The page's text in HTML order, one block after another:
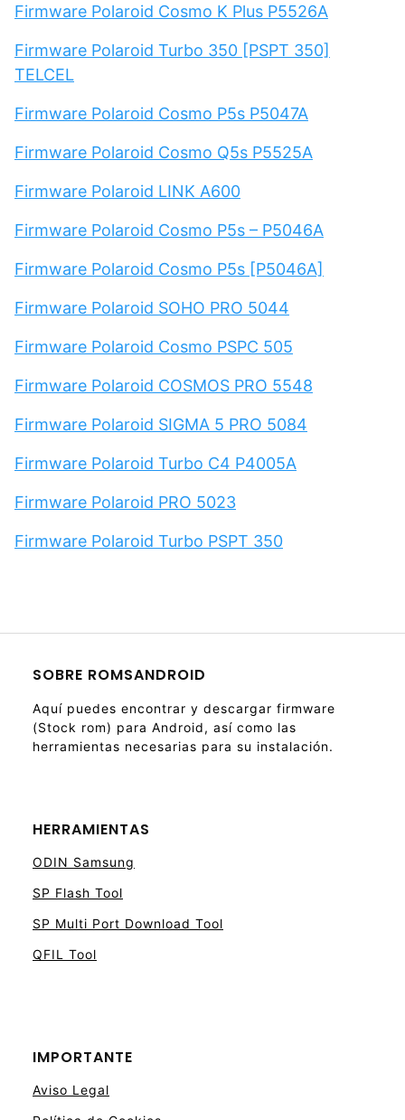
Firmware Polaroid Cosmo K Plus P5526A
Firmware Polaroid Turbo 350 [PSPT 350]
TELCEL
Firmware Polaroid Cosmo P5s P5047A
Firmware Polaroid Cosmo Q5s P5525A
Firmware Polaroid LINK A600
Firmware Polaroid Cosmo P5s – P5046A
Firmware Polaroid Cosmo P5s [P5046A]
Firmware Polaroid SOHO PRO 5044
Firmware Polaroid Cosmo PSPC 505
Firmware Polaroid COSMOS PRO 5548
Firmware Polaroid SIGMA 5 PRO 5084
Firmware Polaroid Turbo C4 P4005A
Firmware Polaroid PRO 5023
Firmware Polaroid Turbo PSPT 350
SOBRE ROMSANDROID
Aquí puedes encontrar y descargar firmware
(Stock rom) para Android, así como las
herramientas necesarias para su instalación.
HERRAMIENTAS
ODIN Samsung
SP Flash Tool
SP Multi Port Download Tool
QFIL Tool
IMPORTANTE
Aviso Legal